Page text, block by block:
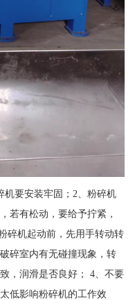
机要安装牢固；2、粉碎机
若有松动，要给予拧紧，
碎机起动前，先用手转动转
碎室内有无碰撞现象，转
，润滑是否良好； 4、不要
低影响粉碎机的工作效